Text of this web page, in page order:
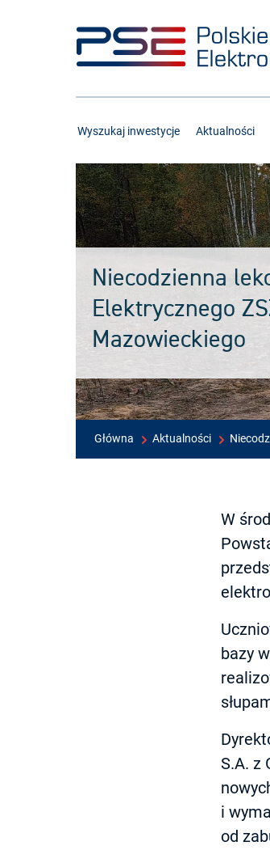
Wyszukaj inwestycje Aktualności
Niecodzienna
Elektrycznego
Mazowieckiego
Główna Aktualności
W
bazy
S.A. z
i
od